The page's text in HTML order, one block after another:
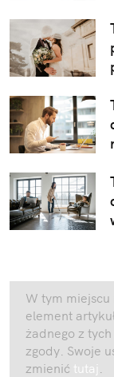
W tym miejscu
element
żadnego z
zgody. Swoje
zmienić tutaj